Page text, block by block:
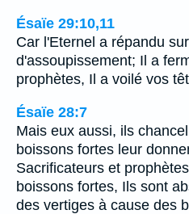
Ésaïe 29:10,11
Car l'Eternel a répandu
d'assoupissement; Il a
prophètes, Il a voilé vos
Ésaïe 28:7
Mais eux aussi, ils
boissons fortes leur
Sacrificateurs et
boissons fortes, Ils sont
des vertiges à cause des